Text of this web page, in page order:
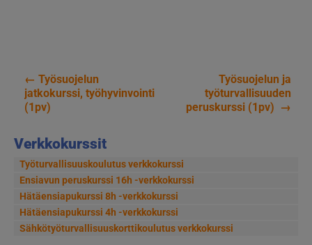
Verkkokurssit
Työturvallisuuskoulutus verkkokurssi
Ensiavun peruskurssi 16h -verkkokurssi
Hätäensiapukurssi 8h -verkkokurssi
Hätäensiapukurssi 4h -verkkokurssi
Sähkötyöturvallisuus­korttikoulutus verkkokurssi
Artikkelien
← Työsuojelun
jatkokurssi, työhyvinvointi
(1pv)
Työsuojelun ja
työturvallisuuden
peruskurssi (1pv) →